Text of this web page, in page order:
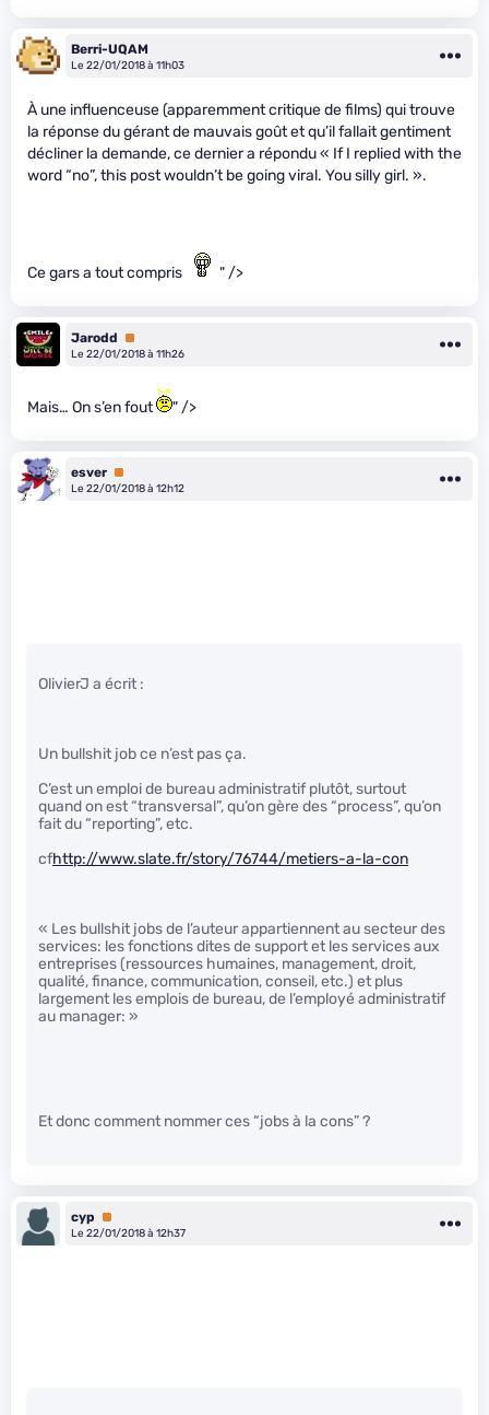
Berri-UQAM
Le 22/01/2018 à 11h03
À une influenceuse (apparemment critique de films) qui trouve
la réponse du gérant de mauvais goût et qu’il fallait gentiment
décliner la demande, ce dernier a répondu « If I replied with the
word “no”, this post wouldn’t be going viral. You silly girl. ».
Ce gars a tout compris " />
Jarodd
Premium
Le 22/01/2018 à 11h26
Mais… On s’en fout " />
esver Premium
Le 22/01/2018 à 12h12
OlivierJ a écrit :
Un bullshit job ce n’est pas ça.
C’est un emploi de bureau administratif plutôt, surtout
quand on est “transversal”, qu’on gère des “process”, qu’on
fait du “reporting”, etc.
cfhttp://www.slate.fr/story/76744/metiers-a-la-con
« Les bullshit jobs de l’auteur appartiennent au secteur des
services: les fonctions dites de support et les services aux
entreprises (ressources humaines, management, droit,
qualité, finance, communication, conseil, etc.) et plus
largement les emplois de bureau, de l’employé administratif
au manager: »
Et donc comment nommer ces “jobs à la cons” ?
cyp
Premium
Le 22/01/2018 à 12h37